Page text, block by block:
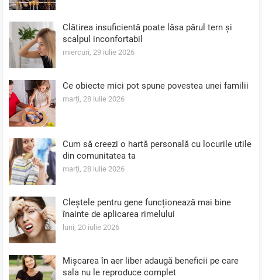
Clătirea insuficientă poate lăsa părul tern și
scalpul inconfortabil
miercuri, 29 iulie 2026
Ce obiecte mici pot spune povestea unei familii
marți, 28 iulie 2026
Cum să creezi o hartă personală cu locurile utile
din comunitatea ta
marți, 28 iulie 2026
Cleștele pentru gene funcționează mai bine
înainte de aplicarea rimelului
luni, 20 iulie 2026
Mișcarea în aer liber adaugă beneficii pe care
sala nu le reproduce complet